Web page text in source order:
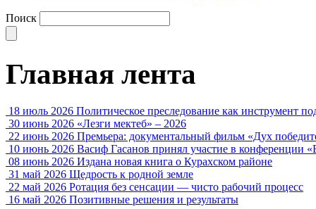
Поиск
Главная лента
18 июль 2026 Политическое преследование как инструмент
30 июнь 2026 «Лезги мектеб» – 2026
22 июнь 2026 Премьера: документальный фильм «Дух
10 июнь 2026 Васиф Гасанов принял участие в конференции
08 июнь 2026 Издана новая книга о Курахском районе
31 май 2026 Щедрость к родной земле
22 май 2026 Ротация без сенсации — чисто рабочий процесс
16 май 2026 Позитивные решения и результаты